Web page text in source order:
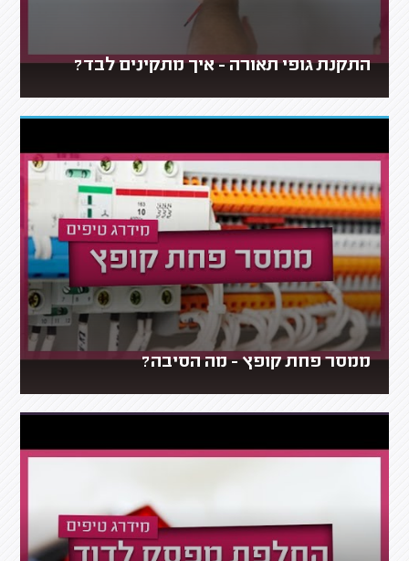
התקנת גופי תאורה - איך מתקינים לבד?
ממסר פחת קופץ - מה הסיבה?